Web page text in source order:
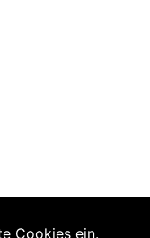
Cookies ein.